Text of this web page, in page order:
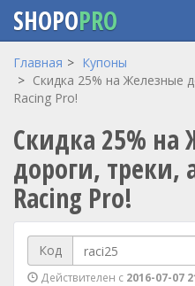
Перейти
основному
SHOPOPRO
Главная
Купоны
Скидка 25% на Железные
Racing Pro!
Скидка 25% на
дороги, треки,
Racing Pro!
Код
Действителен с 2016-07-07